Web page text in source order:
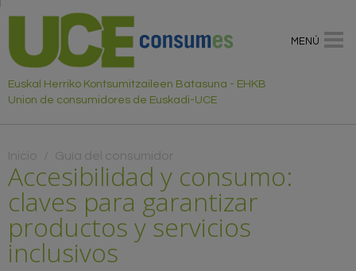
Euskal Herriko Kontsumitzaileen Batasuna - EHKB
Union de consumidores de Euskadi-UCE
Usted está aquí
Inicio Guía del consumidor
Accesibilidad y consumo:
claves para garantizar
productos y servicios
inclusivos
MENÚ